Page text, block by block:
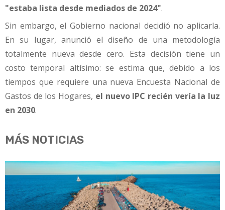
"estaba lista desde mediados de 2024".
Sin embargo, el Gobierno nacional decidió no aplicarla.
En su lugar, anunció el diseño de una metodología
totalmente nueva desde cero. Esta decisión tiene un
costo temporal altísimo: se estima que, debido a los
tiempos que requiere una nueva Encuesta Nacional de
Gastos de los Hogares, el nuevo IPC recién vería la luz
en 2030.
MÁS NOTICIAS